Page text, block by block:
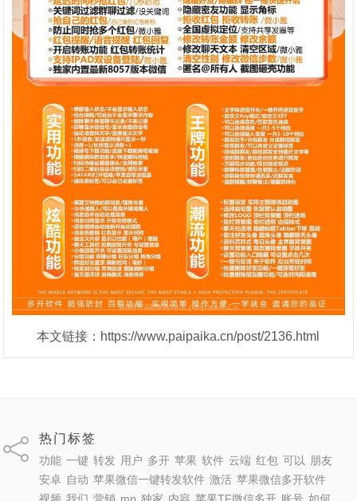
本文链接：https://www.paipaika.cn/post/2136.html
热门标签
功能 一键 转发 用户 多开 苹果 软件 云端 红包 可以 朋友
安卓 自动 苹果微信一键转发软件 激活 苹果微信多开软件